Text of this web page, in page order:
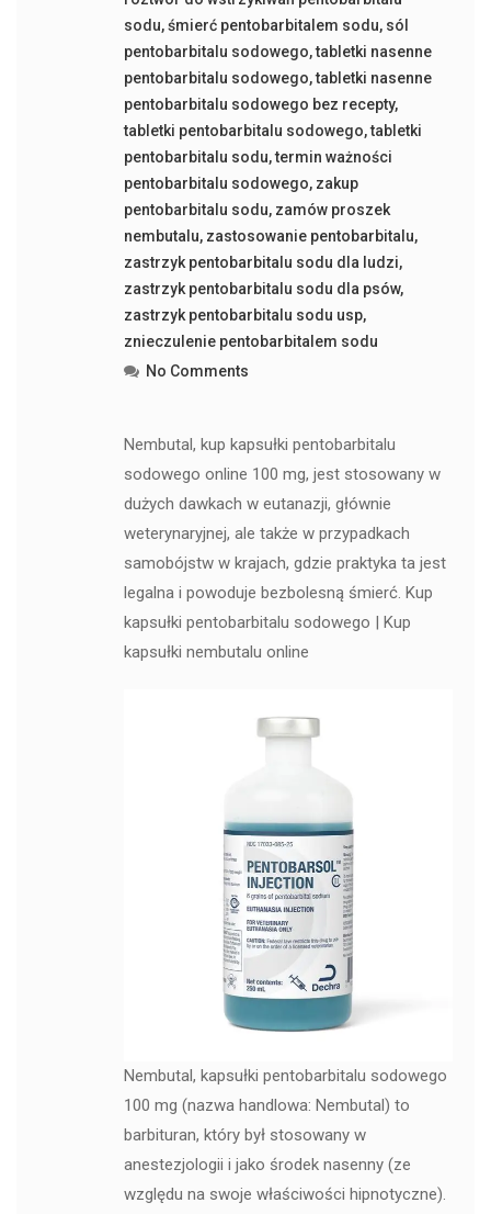
sodu,śmierć pentobarbitalem sodu, sól
pentobarbitalu sodowego,tabletki nasenne
pentobarbitalu sodowego,tabletki nasenne
pentobarbitalu sodowego bez recepty,
tabletki pentobarbitalu sodowego,tabletki
pentobarbitalu sodu,termin ważności
pentobarbitalu sodowego, zakup
pentobarbitalu sodu, zamów proszek
nembutalu, zastosowanie pentobarbitalu,
zastrzyk pentobarbitalu sodu dla ludzi,
zastrzyk pentobarbitalu sodu dla psów,
zastrzyk pentobarbitalu sodu usp,
znieczulenie pentobarbitalem sodu
No Comments
Nembutal, kup kapsułki pentobarbitalu
sodowego online 100 mg, jest stosowany w
dużych dawkach w eutanazji, głównie
weterynaryjnej, ale także w przypadkach
samobójstw w krajach, gdzie praktyka ta jest
legalna i powoduje bezbolesną śmierć. Kup
kapsułki pentobarbitalu sodowego | Kup
kapsułki nembutalu online
Nembutal, kapsułki pentobarbitalu sodowego
100 mg (nazwa handlowa: Nembutal) to
barbituran, który był stosowany w
anestezjologii i jako środek nasenny (ze
względu na swoje właściwości hipnotyczne).